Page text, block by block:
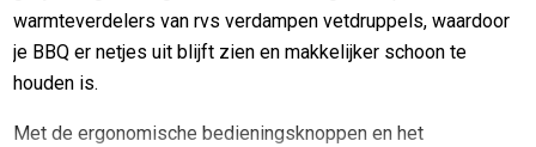
warmteverdelers van rvs verdampen vetdruppels, waardoor
je BBQ er netjes uit blijft zien en makkelijker schoon te
houden is.
Met de ergonomische bedieningsknoppen en het